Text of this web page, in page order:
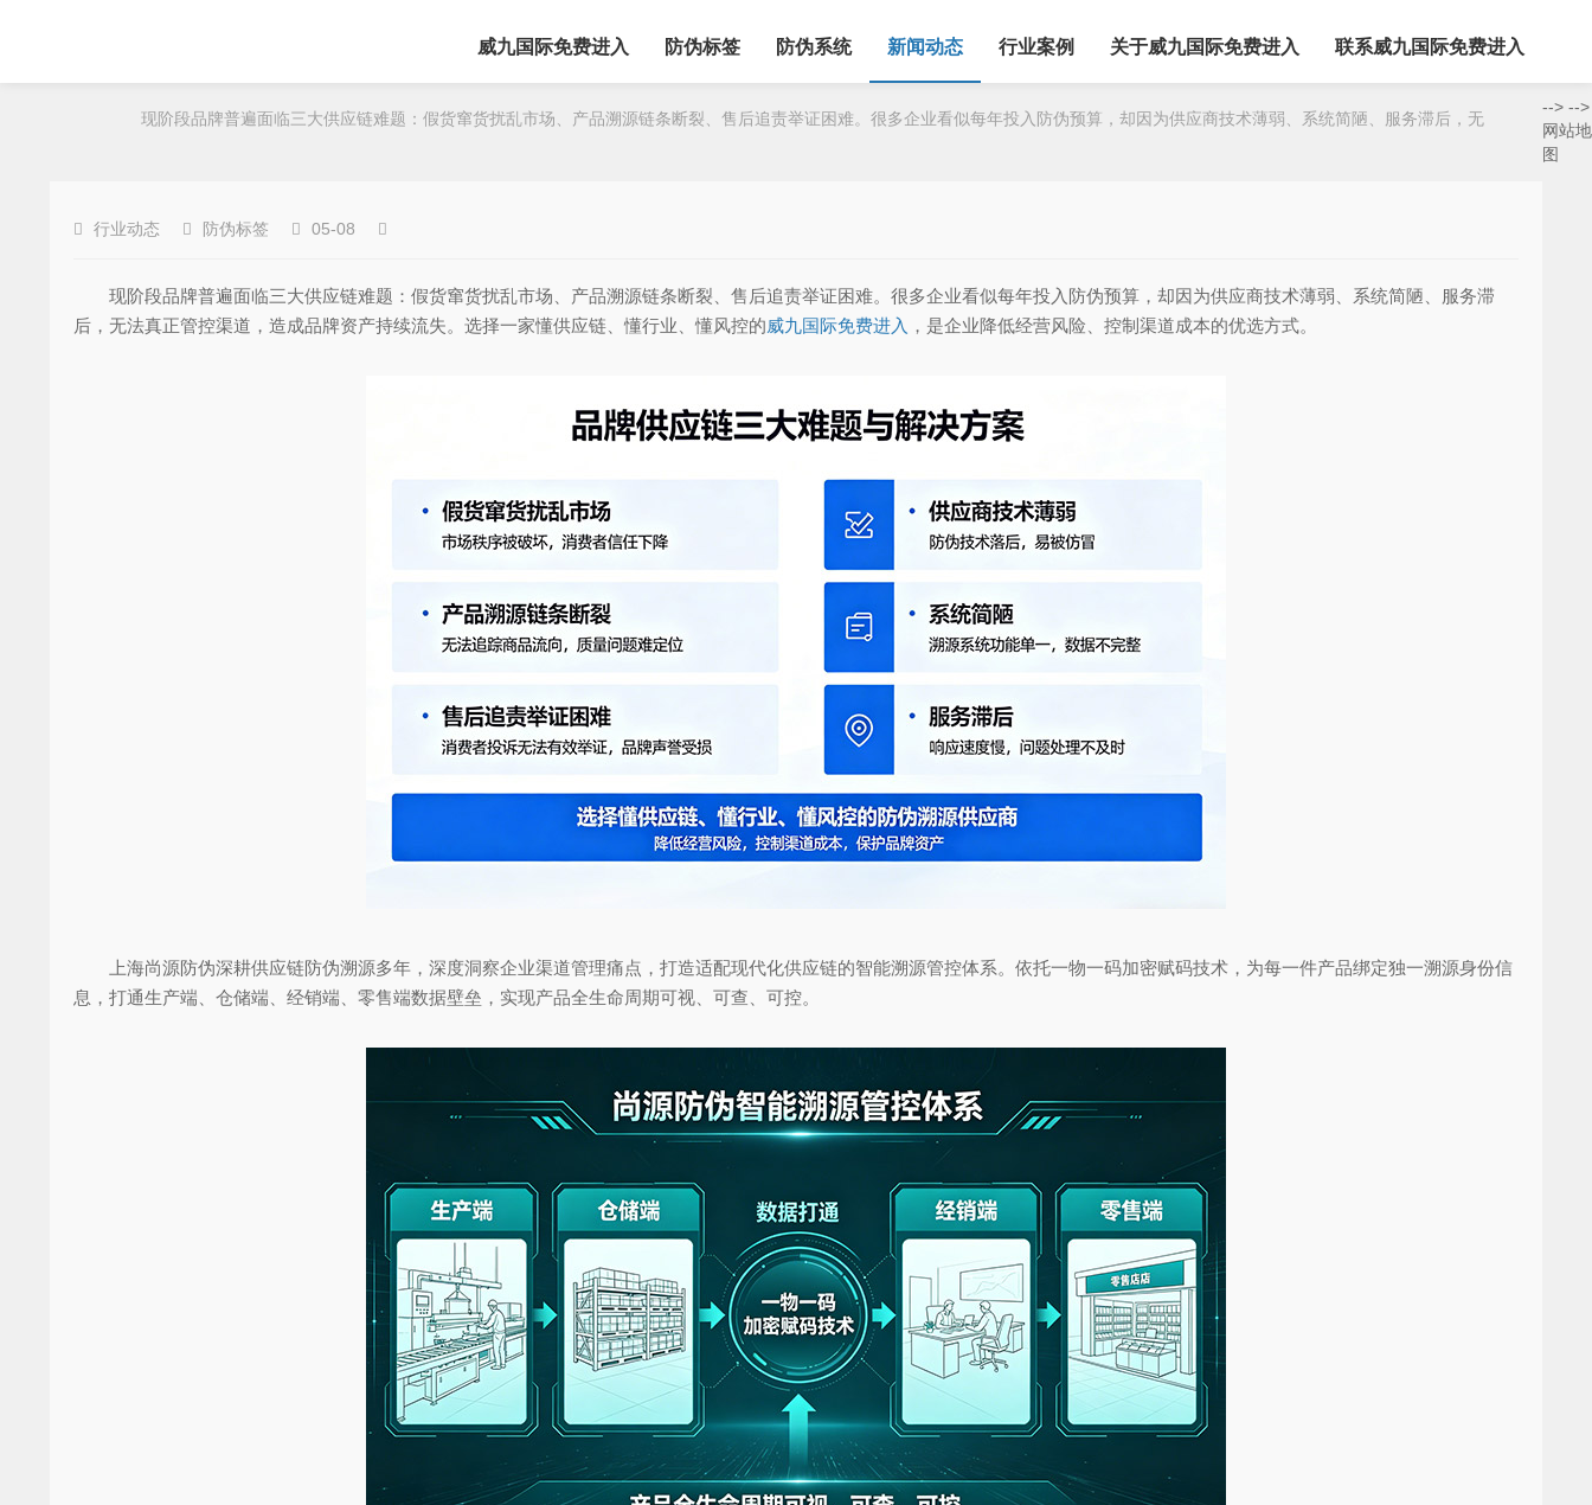
威九国际免费进入 防伪标签 防伪系统 新闻动态 行业案例 关于威九国际免费进入 联系威九国际免费进入
现阶段品牌普遍面临三大供应链难题：假货窜货扰乱市场、产品溯源链条断裂、售后追责举证困难。很多企业看似每年投入防伪预算，却因为供应商技术薄弱、系统简陋、服务滞后，无
行业动态 防伪标签 05-08
现阶段品牌普遍面临三大供应链难题：假货窜货扰乱市场、产品溯源链条断裂、售后追责举证困难。很多企业看似每年投入防伪预算，却因为供应商技术薄弱、系统简陋、服务滞
后，无法真正管控渠道，造成品牌资产持续流失。选择一家懂供应链、懂行业、懂风控的威九国际免费进入 ，是企业降低经营风险、控制渠道成本的优选方式。
上海尚源防伪深耕供应链防伪溯源多年，深度洞察企业渠道管理痛点，打造适配现代化供应链的智能溯源管控体系。依托一物一码加密赋码技术，为每一件产品绑定独一溯源身份信
息，打通生产端、仓储端、经销端、零售端数据壁垒，实现产品全生命周期可视、可查、可控。
--> -->
网站地
图